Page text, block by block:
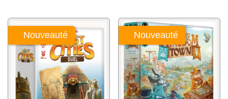
&
clubs
Echiquiers
muraux/Plein
air
Nouveauté Nouveauté